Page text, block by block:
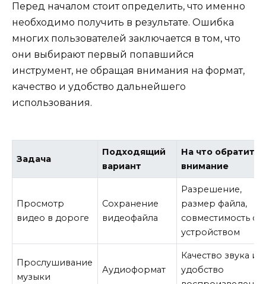
Перед началом стоит определить, что именно
необходимо получить в результате. Ошибка
многих пользователей заключается в том, что
они выбирают первый попавшийся
инструмент, не обращая внимания на формат,
качество и удобство дальнейшего
использования.
Задача
Подходящий
вариант
На что обратить
внимание
Просмотр
видео в дороге
Сохранение
видеофайла
Разрешение,
размер файла,
совместимость с
устройством
Прослушивание
музыки
Аудиоформат
Качество звука и
удобство